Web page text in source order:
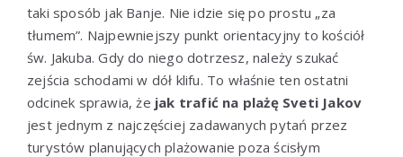
taki sposób jak Banje. Nie idzie się po prostu „za
tłumem”. Najpewniejszy punkt orientacyjny to kościół
św. Jakuba. Gdy do niego dotrzesz, należy szukać
zejścia schodami w dół klifu. To właśnie ten ostatni
odcinek sprawia, że jak trafić na plażę Sveti Jakov
jest jednym z najczęściej zadawanych pytań przez
turystów planujących plażowanie poza ścisłym